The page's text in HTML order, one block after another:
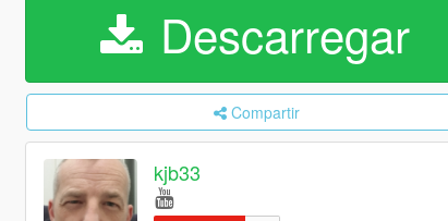
Descarregar
Compartir
kjb33